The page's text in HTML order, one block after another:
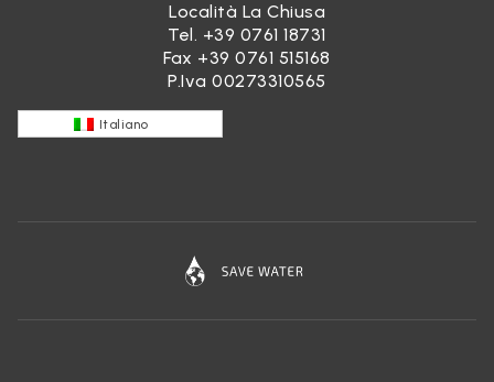
Località La Chiusa
Tel. +39 0761 18731
Fax +39 0761 515168
P.Iva 00273310565
Italiano